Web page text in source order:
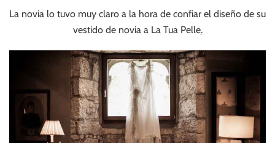
La novia lo tuvo muy claro a la hora de confiar el diseño de su
vestido de novia a La Tua Pelle.